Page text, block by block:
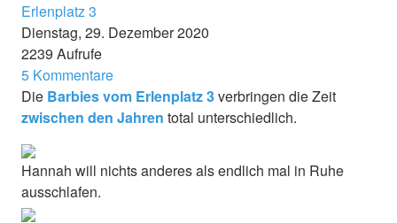
Info
Benutzer
Erlenplatz 3
Dienstag, 29. Dezember 2020
2239 Aufrufe
5 Kommentare
Die Barbies vom Erlenplatz 3verbringen die Zeit
zwischen den Jahren total unterschiedlich.
Hannah will nichts anderes als endlich mal in Ruhe
ausschlafen.